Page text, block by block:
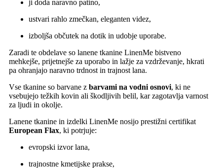
ji doda naravno patino,
ustvari rahlo zmečkan, eleganten videz,
izboljša občutek na dotik in udobje uporabe.
Zaradi te obdelave so lanene tkanine LinenMe bistveno
mehkejše, prijetnejše za uporabo in lažje za vzdrževanje, hkrati
pa ohranjajo naravno trdnost in trajnost lana.
Vse tkanine so barvane z barvami na vodni osnovi, ki ne
vsebujejo težkih kovin ali škodljivih belil, kar zagotavlja varnost
za ljudi in okolje.
Lanene tkanine in izdelki LinenMe nosijo prestižni certifikat
European Flax, ki potrjuje:
evropski izvor lana,
trajnostne kmetijske prakse,